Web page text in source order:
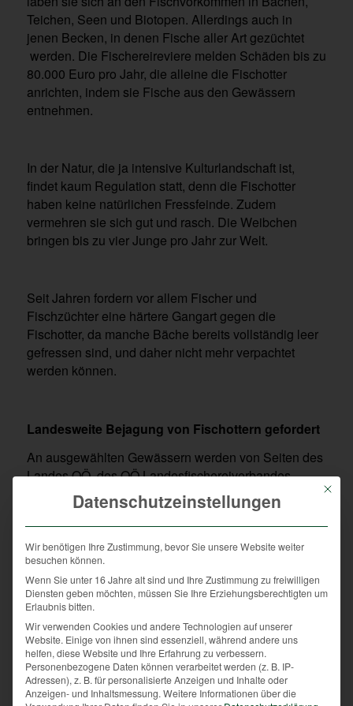
Teichen, Seen und Biotopen. Allerdings auch in
jenen Becken, in denen Fische aller Art gezüchtet
werden. Die Fischereireviere melden Schäden bis zu
80.000 Euro pro Jahr, die alleine die Fischotter
anrichten, indem sie Fische aus den Gewässern
entnehmen.
In der Natur, die ja intensive Kulturlandschaft ist,
findet kaum Regulation statt, denn die Fischotter
haben keine natürlichen Fressfeinde. Zudem
vermehren sie sich gut und rasch. Die Weibchen
bringen bis zu vier Junge pro Jahr zur Welt.
Seit Jahren fordern vor allem Fischer und
Fischzüchter eine härtere Gangart gegen die
Fischotter, da manche Bäche bereits vollständig leer
gefressen sind, und daher nicht mehr verpachtet
werden können.
Landesweite Bejagung von Fischottern gefordert
An ausgewählten Gewässern werden von Seiten des
Landes OÖ, des OÖ Landesfischereiverbandes
sowie des OÖ. Landesjagdverbandes nun
Maßnahmen gesetzt.
Diese wurden neben einem Fischotter-
Managementplan vom Land Oberösterreich, den
Naturschutzverbänden, dem OÖ. Landesjagdverband
und dem Landesfischereiverband erarbeitet.
An einigen Fließgewässern Oberösterreichs wird es
nun also Hilfestellung für die Fische geben, wobei
auch der Fischotter ein Lebensrecht hat, aber eben in
angepassten Dichten. Eine intensive Bejagung wird
es also nicht geben, lediglich ein weid- und
Mit
Datenschutzeinstellungen
Wir benötigen Ihre Zustimmung, bevor Sie unsere Website weiter
besuchen können.
Wenn Sie unter 16 Jahre alt sind und Ihre Zustimmung zu freiwilligen
Diensten geben möchten, müssen Sie Ihre Erziehungsberechtigten um
Erlaubnis bitten.
Wir verwenden Cookies und andere Technologien auf unserer
Website. Einige von ihnen sind essenziell, während andere uns
helfen, diese Website und Ihre Erfahrung zu verbessern.
Personenbezogene Daten können verarbeitet werden (z. B. IP-
Adressen), z. B. für personalisierte Anzeigen und Inhalte oder
Anzeigen- und Inhaltsmessung. Weitere Informationen über die